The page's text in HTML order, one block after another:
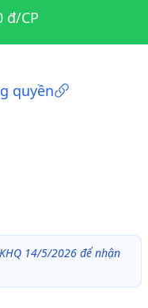
quyền
đ/CP
14/5/2026 để nhận